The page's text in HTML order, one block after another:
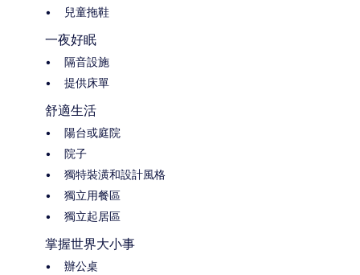
兒童拖鞋
一夜好眠
隔音設施
提供床單
舒適生活
陽台或庭院
院子
獨特裝潢和設計風格
獨立用餐區
獨立起居區
掌握世界大小事
辦公桌